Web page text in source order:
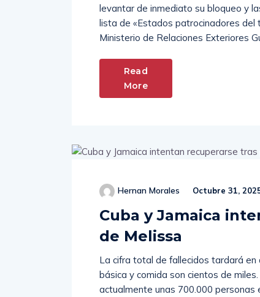
levantar de inmediato su bloqueo y
lista de «Estados patrocinadores del
Ministerio de Relaciones Exteriores
Read
More
Hernan Morales Octubre 31,
Cuba y Jamaica
de Melissa
La cifra total de fallecidos tardará
básica y comida son cientos de
actualmente unas 700.000 personas